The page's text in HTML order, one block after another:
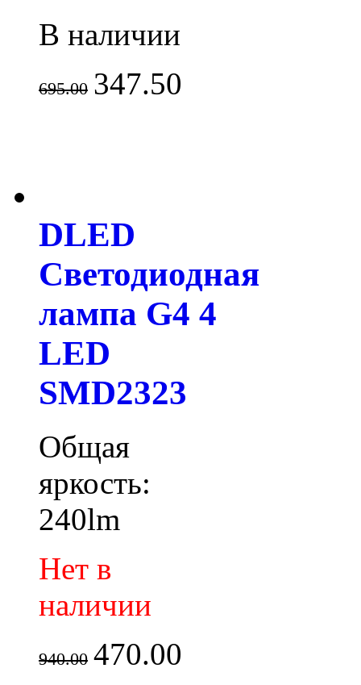
В наличии
695.00 347.50
DLED
Светодиодная
лампа G4 4
LED
SMD2323
Общая
яркость:
240lm
Нет в
наличии
940.00 470.00